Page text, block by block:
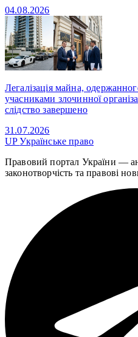
04.08.2026
Легалізація майна,
учасниками злочинної
слідство завершено
31.07.2026
UPУкраїнське право
Правовий портал України —
законотворчість та правові